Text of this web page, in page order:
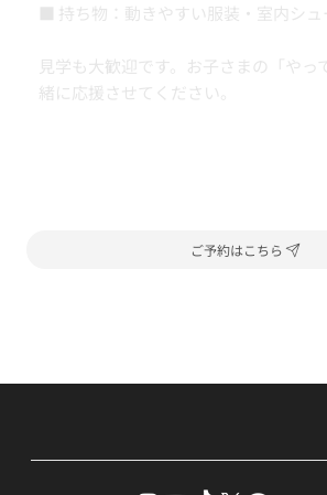
■ 持ち物：動きやすい服装・室内シュ
見学も大歓迎です。お子さまの「やっ
緒に応援させてください。
ご予約はこちら